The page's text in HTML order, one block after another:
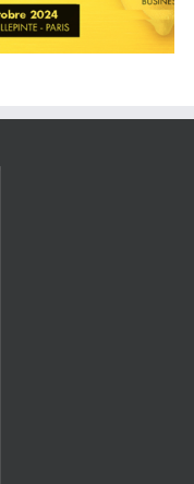
Catalogue